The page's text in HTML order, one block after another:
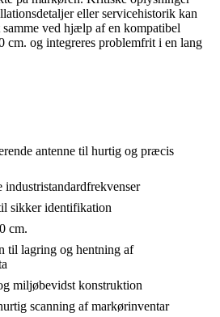
eller servicehistorik kan
ved hjælp af en kompatibel
cm. og integreres problemfrit i en lang
antenne til hurtig og præcis
sikker identifikation
cm.
til lagring og hentning af
miljøbevidst konstruktion
scanning af markørinventar